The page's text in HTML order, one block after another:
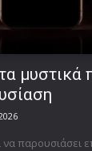
μυστικά
να παρουσιάσει